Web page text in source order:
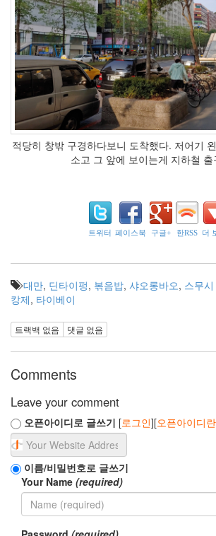
적당히 창밖 구경하다보니 도착했다. 저어기
소고 그 앞에 보이는게 지하철 출
트위터 페이스북 구글+ 한RSS 더
대만, 딘타이펑, 볶음밥, 샤오롱바오, 스무
캉제, 타이베이
트랙백 없음 댓글 없음
Comments
Leave your comment
오픈아이디로 글쓰기 [로그인][오픈아이디
이름/비밀번호로 글쓰기
Your Name (required)